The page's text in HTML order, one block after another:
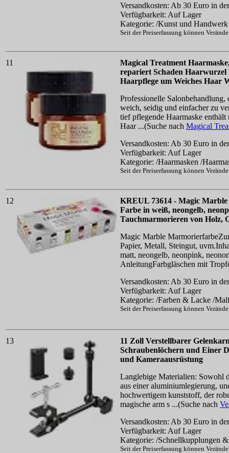
Versandkosten: Ab 30 Euro in
Verfügbarkeit: Auf Lager
Kategorie: /Kunst und
Seit der Preiserfassung können
11
Magical Treatment
repariert Schaden
Haarpflege um Weiches Haar
Professionelle
weich, seidig und einfacher zu
tief pflegende Haarmaske
Haar ...(Suche nach Magical
Versandkosten: Ab 30 Euro in
Verfügbarkeit: Auf Lager
Kategorie: /Haarmasken /
Seit der Preiserfassung können
12
KREUL 73614 - Magic
Farbe in weiß, neongelb,
Tauchmarmorieren von Holz,
Magic Marble
Papier, Metall, Steingut,
matt, neongelb, neonpink,
AnleitungFarbgläschen mit
Versandkosten: Ab 30 Euro in
Verfügbarkeit: Auf Lager
Kategorie: /Farben & Lacke /
Seit der Preiserfassung können
13
11 Zoll Verstellbarer
Schraubenlöchern und Einer
und Kameraausrüstung
Langlebige Materialien: Sowohl
aus einer aluminiumlegierung,
hochwertigem kunststoff, der
magische arm s ...(Suche nach
Versandkosten: Ab 30 Euro in
Verfügbarkeit: Auf Lager
Kategorie: /Schnellkupplungen
Seit der Preiserfassung können